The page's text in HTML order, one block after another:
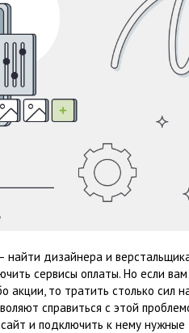
найти дизайнера и
сервисы оплаты. Но если вам
акции, то тратить столько сил
справиться с этой
и подключить к нему нужные